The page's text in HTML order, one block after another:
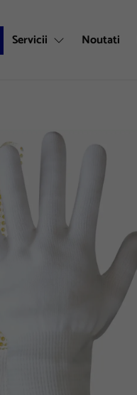
Servicii Noutati